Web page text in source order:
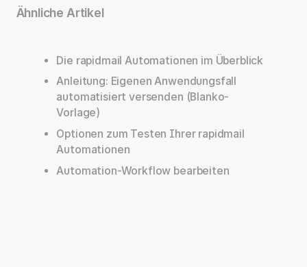
Ähnliche Artikel
Die rapidmail Automationen im Überblick
Anleitung: Eigenen Anwendungsfall
automatisiert versenden (Blanko-
Vorlage)
Optionen zum Testen Ihrer rapidmail
Automationen
Automation-Workflow bearbeiten